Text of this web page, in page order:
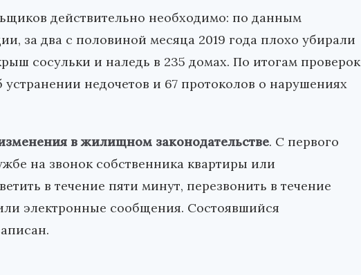
действительно необходимо: по данным
за два с половиной месяца 2019 года плохо убирали
сосульки и наледь в 235 домах. По итогам проверок
недочетов и 67 протоколов о нарушениях
в жилищном законодательстве. С первого
на звонок собственника квартиры или
в течение пяти минут, перезвонить в течение
электронные сообщения. Состоявшийся